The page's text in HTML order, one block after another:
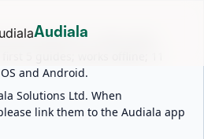
guide for 1,100+ cities
and Android.
Solutions Ltd. When
link them to the Audiala app
Audiala